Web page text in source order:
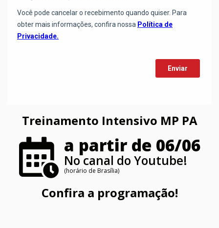
Treinamento Intensivo MP PA
a partir de 06/06
No canal do Youtube!
(horário de Brasília)
Confira a programação!